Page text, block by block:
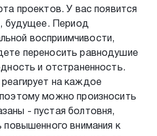
проектов. У вас появится
будущее. Период
восприимчивости,
переносить равнодушие
и отстраненность.
реагирует на каждое
можно произносить
- пустая болтовня,
повышенного внимания к